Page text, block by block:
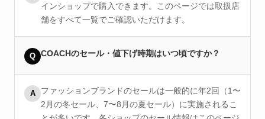
インショップで購入できます。このページでは取扱店
舗をすべて一覧でご確認いただけます。
Q COACHのセール・値下げ時期はいつ頃ですか？
A
ファッションブランドのセールは一般的に年2回（1〜
2月の冬セール、7〜8月の夏セール）に実施されるこ